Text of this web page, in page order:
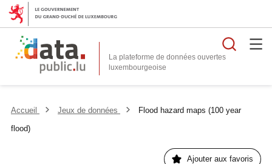
La plateforme de données ouvertes
Accueil Jeux de données
Flood hazard maps (100 year
flood)
Ajouter aux favoris